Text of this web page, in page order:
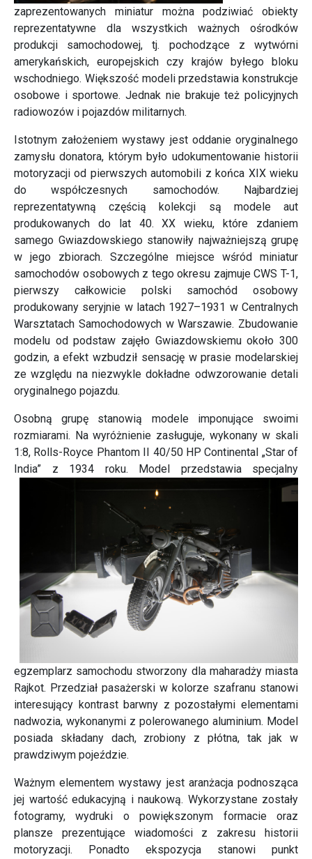
zaprezentowanych miniatur można podziwiać obiekty
reprezentatywne dla wszystkich ważnych ośrodków
produkcji samochodowej, tj. pochodzące z wytwórni
amerykańskich, europejskich czy krajów byłego bloku
wschodniego. Większość modeli przedstawia konstrukcje
osobowe i sportowe. Jednak nie brakuje też policyjnych
radiowozów i pojazdów militarnych.
Istotnym założeniem wystawy jest oddanie oryginalnego
zamysłu donatora, którym było udokumentowanie historii
motoryzacji od pierwszych automobili z końca XIX wieku
do współczesnych samochodów. Najbardziej
reprezentatywną częścią kolekcji są modele aut
produkowanych do lat 40. XX wieku, które zdaniem
samego Gwiazdowskiego stanowiły najważniejszą grupę
w jego zbiorach. Szczególne miejsce wśród miniatur
samochodów osobowych z tego okresu zajmuje CWS T-1,
pierwszy całkowicie polski samochód osobowy
produkowany seryjnie w latach 1927–1931 w Centralnych
Warsztatach Samochodowych w Warszawie. Zbudowanie
modelu od podstaw zajęło Gwiazdowskiemu około 300
godzin, a efekt wzbudził sensację w prasie modelarskiej
ze względu na niezwykle dokładne odwzorowanie detali
oryginalnego pojazdu.
Osobną grupę stanowią modele imponujące swoimi
rozmiarami. Na wyróżnienie zasługuje, wykonany w skali
1:8, Rolls-Royce Phantom II 40/50 HP Continental „Star of
India” z 1934 roku. Model przedstawia specjalny
egzemplarz samochodu stworzony dla maharadży miasta
Rajkot. Przedział pasażerski w kolorze szafranu stanowi
interesujący kontrast barwny z pozostałymi elementami
nadwozia, wykonanymi z polerowanego aluminium. Model
posiada składany dach, zrobiony z płótna, tak jak w
prawdziwym pojeździe.
Ważnym elementem wystawy jest aranżacja podnosząca
jej wartość edukacyjną i naukową. Wykorzystane zostały
fotogramy, wydruki o powiększonym formacie oraz
plansze prezentujące wiadomości z zakresu historii
motoryzacji. Ponadto ekspozycja stanowi punkt